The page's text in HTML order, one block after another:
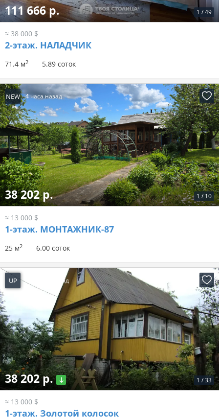
1 /49
111 666 р.
≈ 38 000 $
2-этаж. НАЛАДЧИК
71.4 м2 5.89 соток
NEW 4 часа назад
1 / 10
38 202 р.
≈ 13 000 $
1-этаж. МОНТАЖНИК-87
25 м2 6.00 соток
UP 13 часов назад
1 /33
38 202 р.
≈ 13 000 $
1-этаж. Золотой колосок